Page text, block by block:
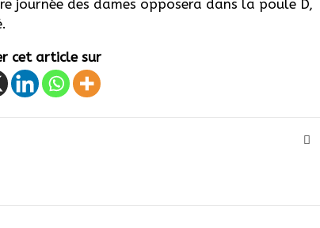
journée des dames opposera dans la poule D,
cet article sur